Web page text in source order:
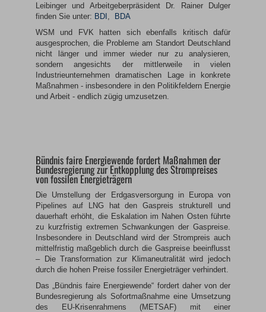
Leibinger und Arbeitgeberpräsident Dr. Rainer Dulger
finden Sie unter: BDI
BDA
WSM und FVK hatten sich ebenfalls kritisch dafür
ausgesprochen, die Probleme am Standort Deutschland
nicht länger und immer wieder nur zu analysieren,
sondern angesichts der mittlerweile in vielen
Industrieunternehmen dramatischen Lage in konkrete
Maßnahmen - insbesondere in den Politikfeldern Energie
und Arbeit - endlich zügig umzusetzen.
Bündnis faire Energiewende fordert Maßnahmen der
Bundesregierung zur Entkopplung des Strompreises
von fossilen Energieträgern
Die Umstellung der Erdgasversorgung in Europa von
Pipelines auf LNG hat den Gaspreis strukturell und
dauerhaft erhöht, die Eskalation im Nahen Osten führte
zu kurzfristig extremen Schwankungen der Gaspreise.
Insbesondere in Deutschland wird der Strompreis auch
mittelfristig maßgeblich durch die Gaspreise beeinflusst
– Die Transformation zur Klimaneutralität wird jedoch
durch die hohen Preise fossiler Energieträger verhindert.
Das „Bündnis faire Energiewende“ fordert daher von der
Bundesregierung als Sofortmaßnahme eine Umsetzung
des EU-Krisenrahmens (METSAF) mit einer